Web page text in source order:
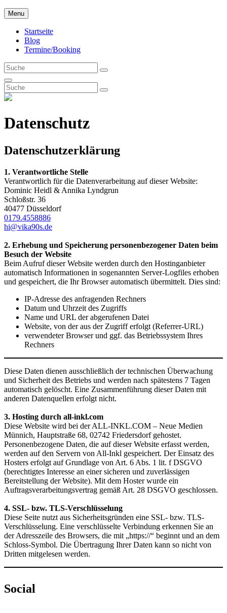
Skip
to
content
VIKA
God, save the 90s!
Menu
Startseite
Blog
Termine/Booking
Search
for:
Search
Search
Search
for:
Search
Datenschutz
Datenschutzerklärung
1. Verantwortliche Stelle
Verantwortlich für die Datenverarbeitung auf dieser Website:
Dominic Heidl & Annika Lyndgrun
Schloßstr. 36
40477 Düsseldorf
0179.4558886
hi@vika90s.de
2. Erhebung und Speicherung personenbezogener Daten beim
Besuch der Website
Beim Aufruf dieser Website werden durch den Hostinganbieter
automatisch Informationen in sogenannten Server-Logfiles erhoben
und gespeichert, die Ihr Browser automatisch übermittelt. Dies sind:
IP-Adresse des anfragenden Rechners
Datum und Uhrzeit des Zugriffs
Name und URL der abgerufenen Datei
Website, von der aus der Zugriff erfolgt (Referrer-URL)
verwendeter Browser und ggf. das Betriebssystem Ihres
Rechners
Diese Daten dienen ausschließlich der technischen Überwachung
und Sicherheit des Betriebs und werden nach spätestens 7 Tagen
automatisch gelöscht. Eine Zusammenführung dieser Daten mit
anderen Datenquellen erfolgt nicht.
3. Hosting durch all-inkl.com
Diese Website wird bei der ALL-INKL.COM – Neue Medien
Münnich, Hauptstraße 68, 02742 Friedersdorf gehostet.
Personenbezogene Daten, die auf dieser Website erfasst werden,
werden auf den Servern von All-Inkl gespeichert. Der Einsatz des
Hosters erfolgt auf Grundlage von Art. 6 Abs. 1 lit. f DSGVO
(berechtigtes Interesse an einer sicheren und zuverlässigen
Bereitstellung der Website). Mit dem Hoster wurde ein
Auftragsverarbeitungsvertrag gemäß Art. 28 DSGVO geschlossen.
4. SSL- bzw. TLS-Verschlüsselung
Diese Seite nutzt aus Sicherheitsgründen eine SSL- bzw. TLS-
Verschlüsselung. Eine verschlüsselte Verbindung erkennen Sie an
der Adresszeile des Browsers, die mit „https://“ beginnt und an dem
Schloss-Symbol. Die Übertragung Ihrer Daten kann so nicht von
Dritten mitgelesen werden.
Social